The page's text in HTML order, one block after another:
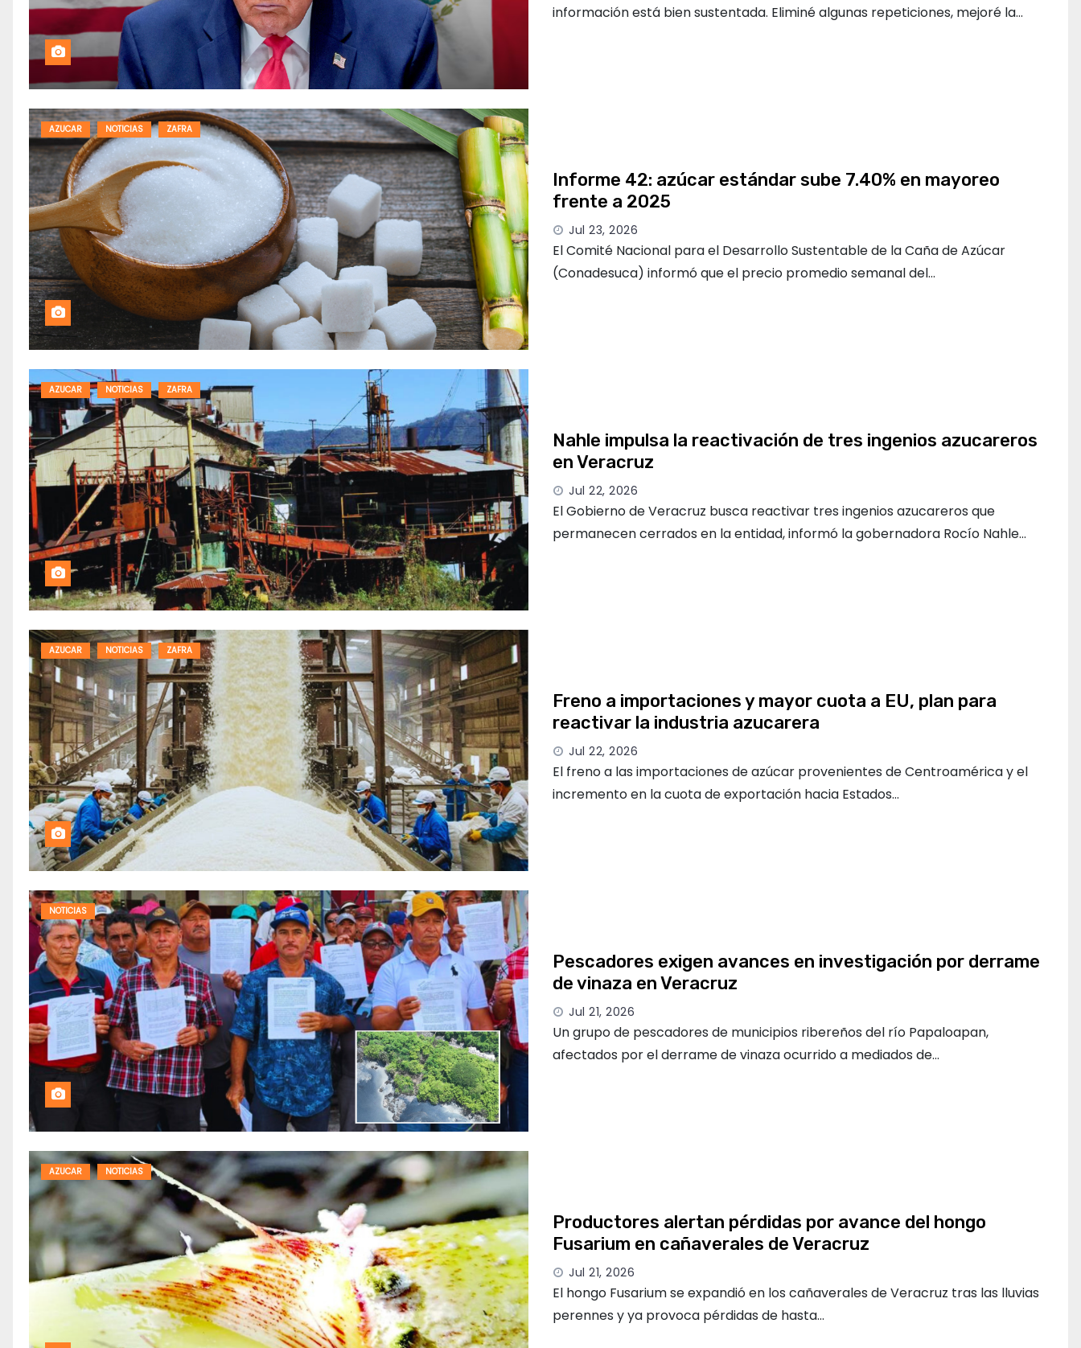
información está bien sustentada. Eliminé algunas repeticiones, mejoré la…
AZUCAR NOTICIAS ZAFRA
Informe 42: azúcar estándar sube 7.40% en mayoreo
frente a 2025
Jul 23, 2026
El Comité Nacional para el Desarrollo Sustentable de la Caña de Azúcar
(Conadesuca) informó que el precio promedio semanal del…
AZUCAR NOTICIAS ZAFRA
Nahle impulsa la reactivación de tres ingenios azucareros
en Veracruz
Jul 22, 2026
El Gobierno de Veracruz busca reactivar tres ingenios azucareros que
permanecen cerrados en la entidad, informó la gobernadora Rocío Nahle…
AZUCAR NOTICIAS ZAFRA
Freno a importaciones y mayor cuota a EU, plan para
reactivar la industria azucarera
Jul 22, 2026
El freno a las importaciones de azúcar provenientes de Centroamérica y el
incremento en la cuota de exportación hacia Estados…
NOTICIAS
Pescadores exigen avances en investigación por derrame
de vinaza en Veracruz
Jul 21, 2026
Un grupo de pescadores de municipios ribereños del río Papaloapan,
afectados por el derrame de vinaza ocurrido a mediados de…
AZUCAR NOTICIAS
Productores alertan pérdidas por avance del hongo
Fusarium en cañaverales de Veracruz
Jul 21, 2026
El hongo Fusarium se expandió en los cañaverales de Veracruz tras las lluvias
perennes y ya provoca pérdidas de hasta…